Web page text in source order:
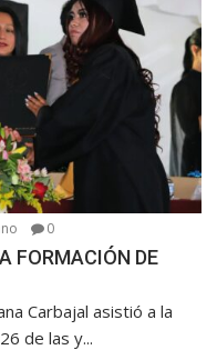
0
FORMACIÓN DE
Carbajal asistió a la
de las y...